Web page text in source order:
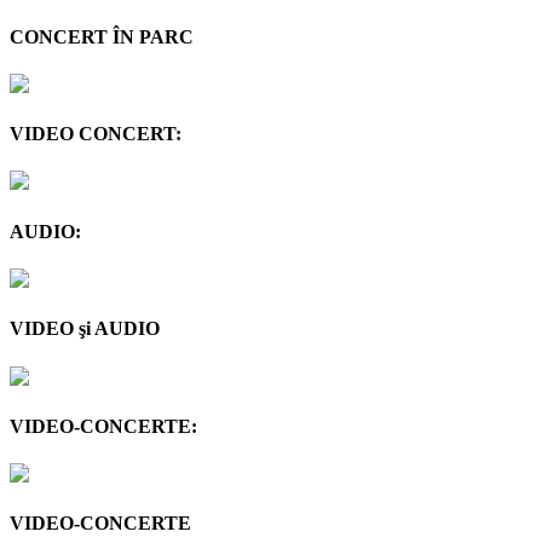
CONCERT ÎN PARC
VIDEO CONCERT:
AUDIO:
VIDEO şi AUDIO
VIDEO-CONCERTE:
VIDEO-CONCERTE